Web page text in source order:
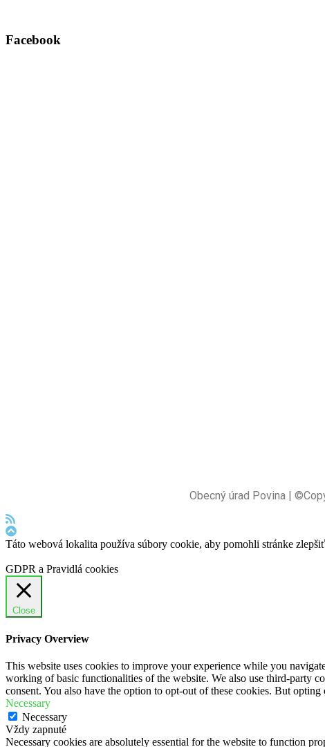
Facebook
Obecný úrad Povina |
Táto webová lokalita používa súbory cookie, aby pomohli stránke
GDPR a Pravidlá cookies
Close
Privacy Overview
This website uses cookies to improve your experience while you
working of basic functionalities of the website. We also use third-party
consent. You also have the option to opt-out of these cookies. But
Necessary
Necessary
Vždy zapnuté
Necessary cookies are absolutely essential for the website to function